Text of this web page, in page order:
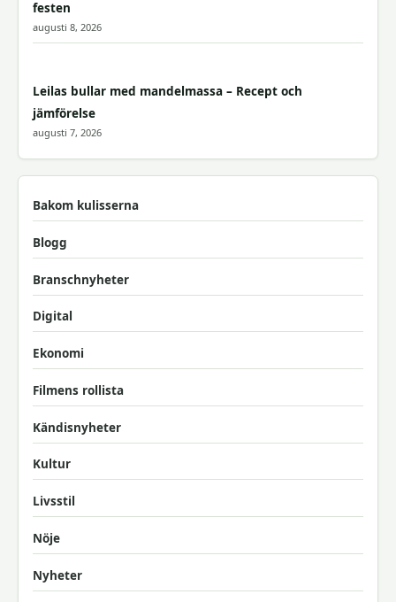
festen
augusti 8, 2026
Leilas bullar med mandelmassa – Recept och
jämförelse
augusti 7, 2026
Bakom kulisserna
Blogg
Branschnyheter
Digital
Ekonomi
Filmens rollista
Kändisnyheter
Kultur
Livsstil
Nöje
Nyheter